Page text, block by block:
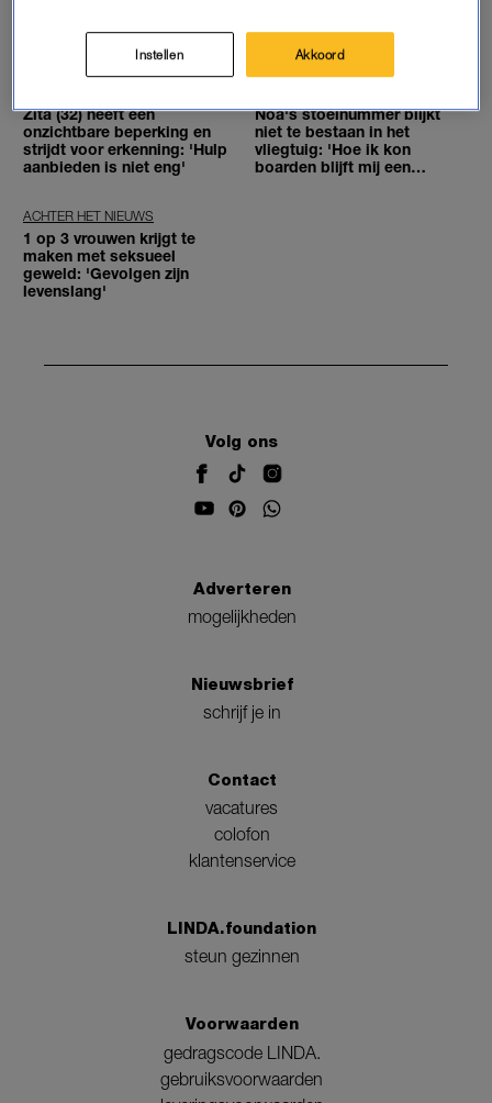
Zita (32) heeft een
onzichtbare beperking en
strijdt voor erkenning: 'Hulp
aanbieden is niet eng'
Noa's stoelnummer blijkt
niet te bestaan in het
vliegtuig: 'Hoe ik kon
boarden blijft mij een
ACHTER HET NIEUWS
1 op 3 vrouwen krijgt te
maken met seksueel
geweld: 'Gevolgen zijn
levenslang'
Volg ons
Adverteren
mogelijkheden
Nieuwsbrief
schrijf je in
Contact
vacatures
colofon
klantenservice
LINDA.foundation
steun gezinnen
Voorwaarden
gedragscode LINDA.
gebruiksvoorwaarden
Instellen Akkoord